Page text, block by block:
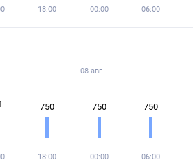
18:00 00:00 06:00
750
18:00
08 авг
750
00:00
750
06:00